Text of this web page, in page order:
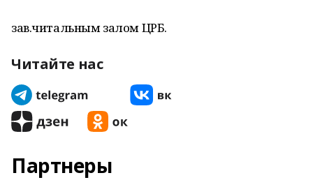
зав.читальным залом ЦРБ.
Читайте нас
Партнеры